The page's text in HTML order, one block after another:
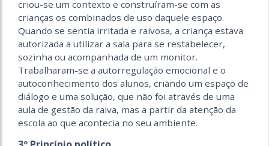
criou-se um contexto e construíram-se com as
crianças os combinados de uso daquele espaço.
Quando se sentia irritada e raivosa, a criança estava
autorizada a utilizar a sala para se restabelecer,
sozinha ou acompanhada de um monitor.
Trabalharam-se a autorregulação emocional e o
autoconhecimento dos alunos, criando um espaço de
diálogo e uma solução, que não foi através de uma
aula de gestão da raiva, mas a partir da atenção da
escola ao que acontecia no seu ambiente.